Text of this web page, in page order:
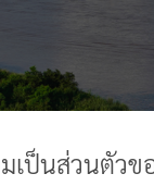
มเป็นส่วนตัว